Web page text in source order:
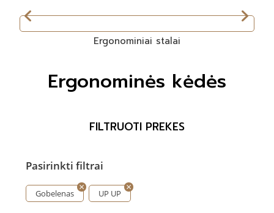
Ergonominiai stalai
Ergonominės kėdės
FILTRUOTI PREKES
Pasirinkti filtrai
Gobelenas UP UP